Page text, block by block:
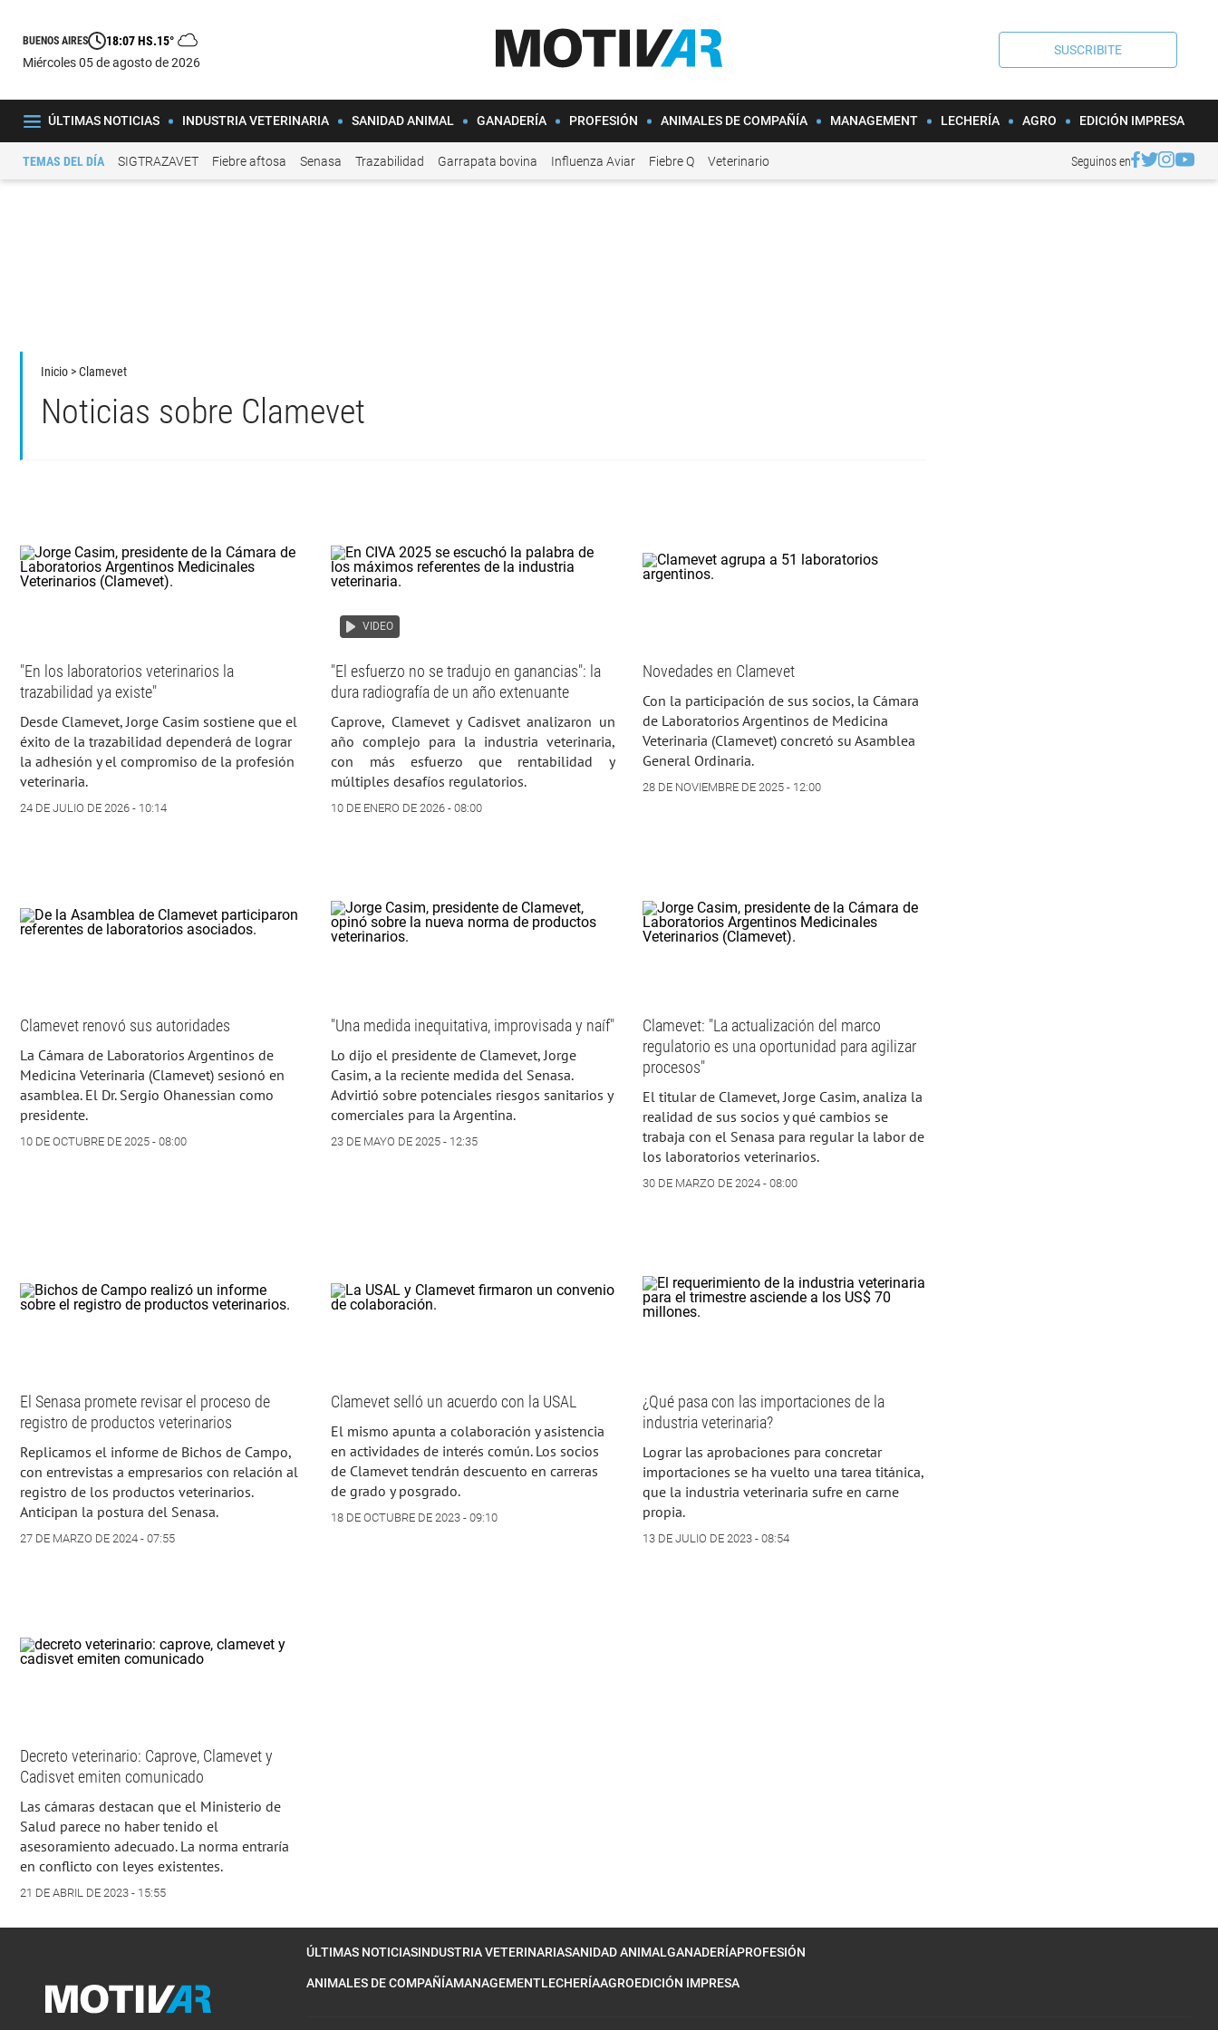
BUENOS AIRES 18:07 HS.15°
miércoles 05 de agosto de 2026
SUSCRIBITE
ÚLTIMAS NOTICIAS INDUSTRIA VETERINARIA SANIDAD ANIMAL GANADERÍA PROFESIÓN ANIMALES DE COMPAÑÍA MANAGEMENT LECHERÍA AGRO EDICIÓN IMPRESA
TEMAS DEL DÍA SIGTRAZAVET Fiebre aftosa Senasa Trazabilidad Garrapata bovina Influenza Aviar Fiebre Q Veterinario Seguinos en
Inicio > Clamevet
Noticias sobre Clamevet
"En los laboratorios veterinarios la
trazabilidad ya existe"
Desde Clamevet, Jorge Casim sostiene que el
éxito de la trazabilidad dependerá de lograr
la adhesión y el compromiso de la profesión
veterinaria.
24 DE JULIO DE 2026 - 10:14
VIDEO
"El esfuerzo no se tradujo en ganancias": la
dura radiografía de un año extenuante
Caprove, Clamevet y Cadisvet analizaron un
año complejo para la industria veterinaria,
con más esfuerzo que rentabilidad y
múltiples desafíos regulatorios.
10 DE ENERO DE 2026 - 08:00
Novedades en Clamevet
Con la participación de sus socios, la Cámara
de Laboratorios Argentinos de Medicina
Veterinaria (Clamevet) concretó su Asamblea
General Ordinaria.
28 DE NOVIEMBRE DE 2025 - 12:00
Clamevet renovó sus autoridades
La Cámara de Laboratorios Argentinos de
Medicina Veterinaria (Clamevet) sesionó en
asamblea. El Dr. Sergio Ohanessian como
presidente.
10 DE OCTUBRE DE 2025 - 08:00
"Una medida inequitativa, improvisada y naíf"
Lo dijo el presidente de Clamevet, Jorge
Casim, a la reciente medida del Senasa.
Advirtió sobre potenciales riesgos sanitarios y
comerciales para la Argentina.
23 DE MAYO DE 2025 - 12:35
Clamevet: "La actualización del marco
regulatorio es una oportunidad para agilizar
procesos"
El titular de Clamevet, Jorge Casim, analiza la
realidad de sus socios y qué cambios se
trabaja con el Senasa para regular la labor de
los laboratorios veterinarios.
30 DE MARZO DE 2024 - 08:00
El Senasa promete revisar el proceso de
registro de productos veterinarios
Replicamos el informe de Bichos de Campo,
con entrevistas a empresarios con relación al
registro de los productos veterinarios.
Anticipan la postura del Senasa.
27 DE MARZO DE 2024 - 07:55
Clamevet selló un acuerdo con la USAL
El mismo apunta a colaboración y asistencia
en actividades de interés común. Los socios
de Clamevet tendrán descuento en carreras
de grado y posgrado.
18 DE OCTUBRE DE 2023 - 09:10
¿Qué pasa con las importaciones de la
industria veterinaria?
Lograr las aprobaciones para concretar
importaciones se ha vuelto una tarea titánica,
que la industria veterinaria sufre en carne
propia.
13 DE JULIO DE 2023 - 08:54
Decreto veterinario: Caprove, Clamevet y
Cadisvet emiten comunicado
Las cámaras destacan que el Ministerio de
Salud parece no haber tenido el
asesoramiento adecuado. La norma entraría
en conflicto con leyes existentes.
21 DE ABRIL DE 2023 - 15:55
ÚLTIMAS NOTICIASINDUSTRIA VETERINARIASANIDAD ANIMALGANADERÍAPROFESIÓN
ANIMALES DE COMPAÑÍAMANAGEMENTLECHERÍAAGROEDICIÓN IMPRESA